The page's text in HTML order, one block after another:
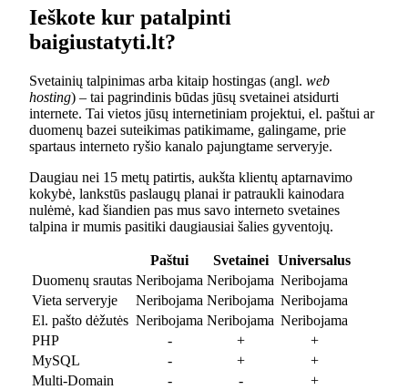
Ieškote kur patalpinti
baigiustatyti.lt?
Svetainių talpinimas arba kitaip hostingas (angl. web
hosting) – tai pagrindinis būdas jūsų svetainei atsidurti
internete. Tai vietos jūsų internetiniam projektui, el. paštui ar
duomenų bazei suteikimas patikimame, galingame, prie
spartaus interneto ryšio kanalo pajungtame serveryje.
Daugiau nei 15 metų patirtis, aukšta klientų aptarnavimo
kokybė, lankstūs paslaugų planai ir patraukli kainodara
nulėmė, kad šiandien pas mus savo interneto svetaines
talpina ir mumis pasitiki daugiausiai šalies gyventojų.
Paštui Svetainei
Universalus
Duomenų srautas Neribojama Neribojama Neribojama
Vieta serveryje
Neribojama Neribojama Neribojama
El. pašto dėžutės Neribojama Neribojama Neribojama
PHP
- +
+
MySQL
- +
+
Multi-Domain
- -
+